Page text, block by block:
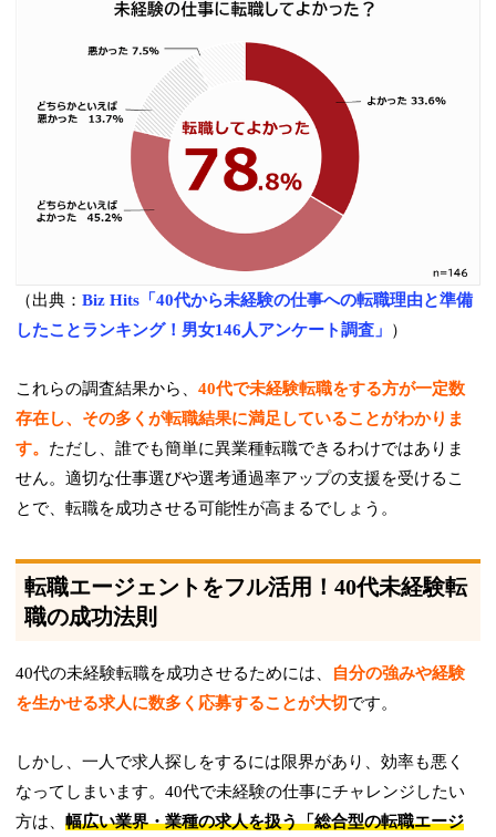
（出典：Biz Hits「40代から未経験の仕事への転職理由と準備
したことランキング！男女146人アンケート調査」
）
これらの調査結果から、40代で未経験転職をする方が一定数
存在し、その多くが転職結果に満足していることがわかりま
す。 ただし、誰でも簡単に異業種転職できるわけではありま
せん。適切な仕事選びや選考通過率アップの支援を受けるこ
とで、転職を成功させる可能性が高まるでしょう。
転職エージェントをフル活用！40代未経験転
職の成功法則
40代の未経験転職を成功させるためには、
自分の強みや経験
を生かせる求人に数多く応募することが大切です。
しかし、一人で求人探しをするには限界があり、効率も悪く
なってしまいます。40代で未経験の仕事にチャレンジしたい
方は、幅広い業界・業種の求人を扱う「総合型の転職エージ